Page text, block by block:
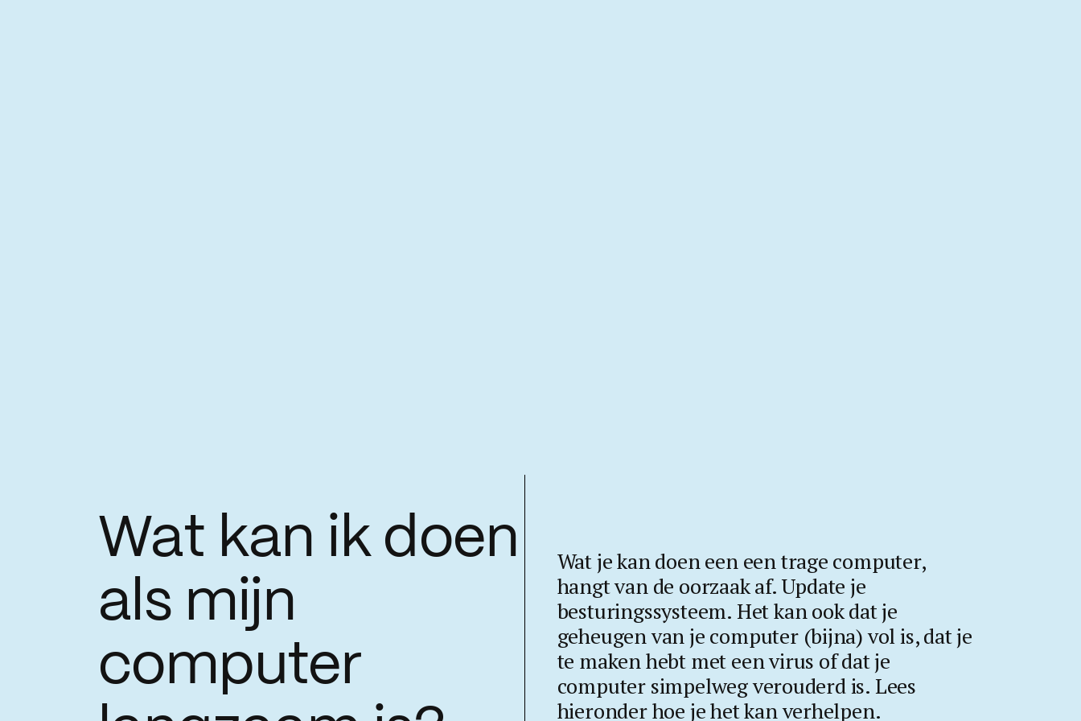
Wat kan ik doen
als mijn
computer
Wat je kan doen een een trage computer,
hangt van de oorzaak af. Update je
besturingssysteem. Het kan ook dat je
geheugen van je computer (bijna) vol is, dat je
te maken hebt met een virus of dat je
computer simpelweg verouderd is. Lees
hieronder hoe je het kan verhelpen.